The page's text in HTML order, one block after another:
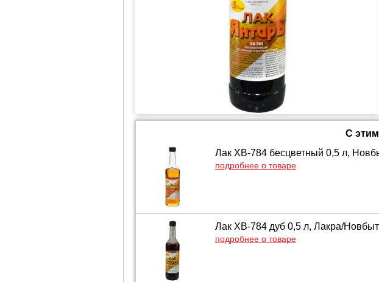
С
Лак ХВ-784 бесцветный 0,5 л,
подробнее о товаре
Лак ХВ-784 дуб 0,5 л, Лакра/
подробнее о товаре